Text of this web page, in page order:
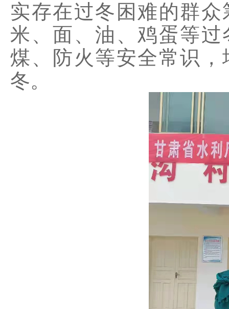
实存在过冬困难的群
米、面、油、鸡蛋等
煤、防火等安全常识
冬。